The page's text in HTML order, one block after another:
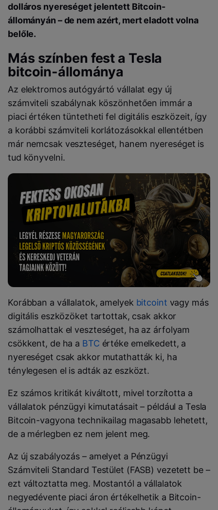
dolláros nyereséget jelentett Bitcoin-
állományán – de nem azért, mert eladott volna
belőle.
Más színben fest a Tesla
bitcoin-állománya
Az elektromos autógyártó vállalat egy új
számviteli szabálynak köszönhetően immár a
piaci értéken tüntetheti fel digitális eszközeit, így
a korábbi számviteli korlátozásokkal ellentétben
már nemcsak veszteséget, hanem nyereséget is
tud könyvelni.
Korábban a vállalatok, amelyek bitcoint vagy más
digitális eszközöket tartottak, csak akkor
számolhattak el veszteséget, ha az árfolyam
csökkent, de ha a BTC értéke emelkedett, a
nyereséget csak akkor mutathatták ki, ha
ténylegesen el is adták az eszközt.
Ez számos kritikát kiváltott, mivel torzította a
vállalatok pénzügyi kimutatásait – például a Tesla
Bitcoin-vagyona technikailag magasabb lehetett,
de a mérlegben ez nem jelent meg.
Az új szabályozás – amelyet a Pénzügyi
Számviteli Standard Testület (FASB) vezetett be –
ezt változtatta meg. Mostantól a vállalatok
negyedévente piaci áron értékelhetik a Bitcoin-